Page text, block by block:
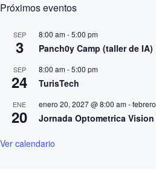
Próximos eventos
SEP
3
8:00 am-5:00 pm
Panch0y Camp (taller de IA)
SEP
24
8:00 am-5:00 pm
TurisTech
ENE
20
enero 20, 2027 @ 8:00 am-
Jornada Optometrica
Ver calendario